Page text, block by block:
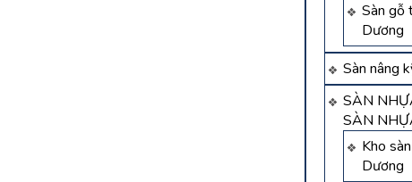
Sàn gỗ
Dương
Sàn nâng
SÀN
SÀN
Kho
Dương